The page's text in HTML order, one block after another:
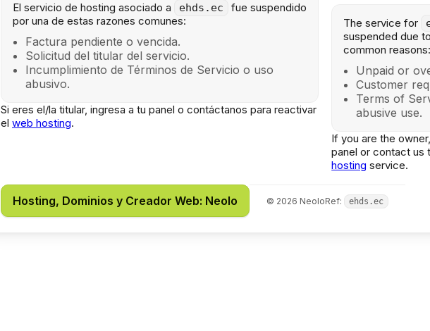
El servicio de hosting asociado a ehds.ec
fue suspendido
por una de estas razones comunes:
Factura pendiente o vencida.
Solicitud del titular del servicio.
Incumplimiento de Términos de Servicio o uso
abusivo.
Si eres el/la titular, ingresa a tu panel o contáctanos para reactivar
el web hosting.
The service for
suspended due
common reasons:
Unpaid or
Customer
Terms of
abusive use.
If you are the
panel or contact
hosting service.
Hosting, Dominios y Creador Web: Neolo © 2026 NeoloRef: ehds.ec